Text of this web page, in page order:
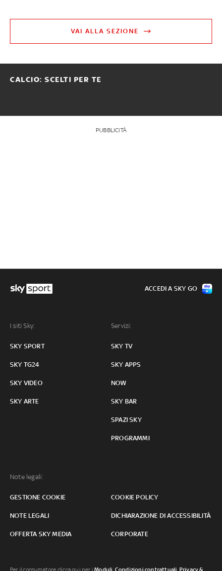
VAI ALLA SEZIONE
CALCIO: SCELTI PER TE
PUBBLICITÀ
I siti Sky:
SKY SPORT
SKY TG24
SKY VIDEO
SKY ARTE
Servizi:
SKY TV
SKY APPS
NOW
SKY BAR
SPAZI SKY
PROGRAMMI
Note legali:
GESTIONE COOKIE COOKIE POLICY
NOTE LEGALI DICHIARAZIONE DI ACCESSIBILITÀ
OFFERTA SKY MEDIA CORPORATE
ACCEDI A SKY GO